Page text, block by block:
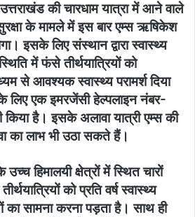
की चारधाम यात्रा में आने वाले
के मामले में इस बार एम्स ऋषिकेश
इसके लिए संस्थान द्वारा स्वास्थ्य
में फंसे तीर्थयात्रियों को
से आवश्यक स्वास्थ्य परामर्श दिया
लिए एक इमरजेंसी हेल्पलाइन नंबर-
है। इसके अलावा यात्री एम्स की
का लाभ भी उठा सकते हैं।
हिमालयी क्षेत्रों में स्थित चारों
को प्रति वर्ष स्वास्थ्य
का सामना करना पड़ता है। साथ ही